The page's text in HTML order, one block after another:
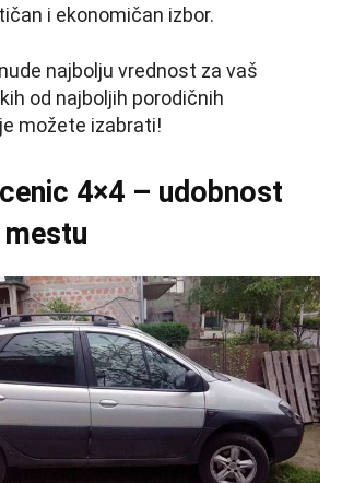
i ekonomičan izbor.
najbolju vrednost za vaš
od najboljih porodičnih
možete izabrati!
4×4 – udobnost